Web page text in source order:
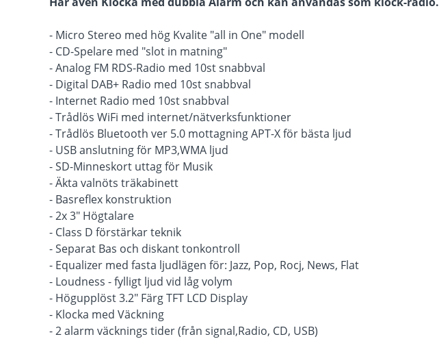
- Micro Stereo med hög Kvalite "all in One" modell
- CD-Spelare med "slot in matning"
- Analog FM RDS-Radio med 10st snabbval
- Digital DAB+ Radio med 10st snabbval
- Internet Radio med 10st snabbval
- Trådlös WiFi med internet/nätverksfunktioner
- Trådlös Bluetooth ver 5.0 mottagning APT-X för bästa ljud
- USB anslutning för MP3,WMA ljud
- SD-Minneskort uttag för Musik
- Äkta valnöts träkabinett
- Basreflex konstruktion
- 2x 3" Högtalare
- Class D förstärkar teknik
- Separat Bas och diskant tonkontroll
- Equalizer med fasta ljudlägen för: Jazz, Pop, Rocj, News, Flat
- Loudness - fylligt ljud vid låg volym
- Högupplöst 3.2" Färg TFT LCD Display
- Klocka med Väckning
- 2 alarm väcknings tider (från signal,Radio, CD, USB)